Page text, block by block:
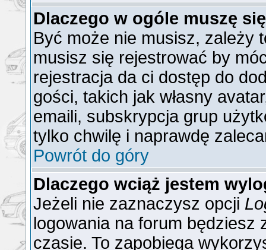
Dlaczego w ogóle muszę
Być może nie musisz, zależy
musisz się rejestrować by
rejestracja da ci dostęp do
gości, takich jak własny
emaili, subskrypcja grup
tylko chwilę i naprawdę
Powrót do góry
Dlaczego wciąż jestem
Jeżeli nie zaznaczysz opcji
logowania na forum będziesz
czasie. To zapobiega